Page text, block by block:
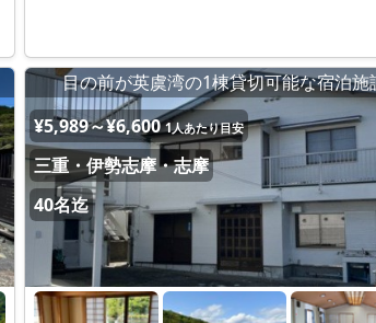
目の前が英虞湾の1棟貸切可能な宿泊施
¥5,989～¥6,600 1人あたり目安
三重・伊勢志摩・志摩
40名迄